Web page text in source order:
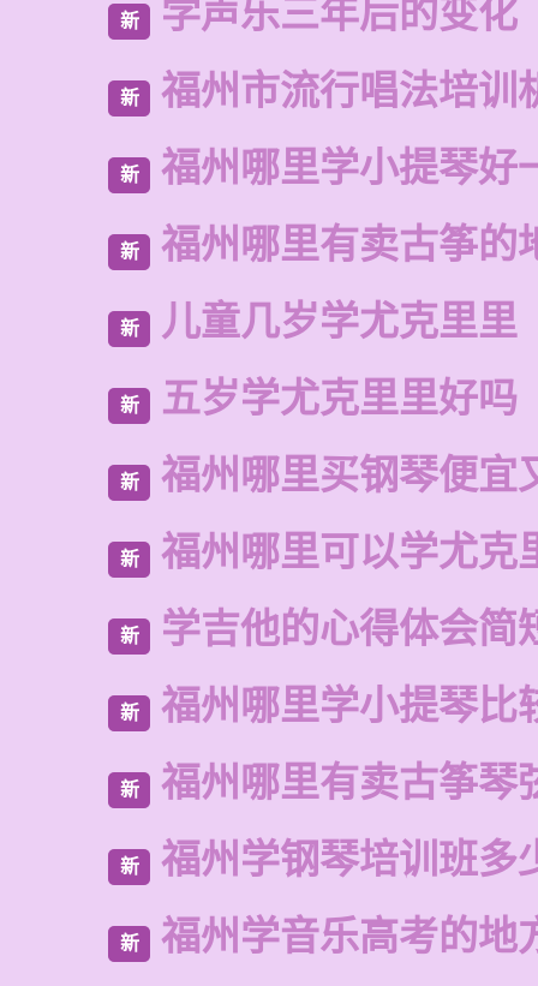
新 学声乐三年后的变化
新 福州市流行唱法培训
新 福州哪里学小提琴好
新 福州哪里有卖古筝的
新 儿童几岁学尤克里里
新 五岁学尤克里里好吗
新 福州哪里买钢琴便宜
新 福州哪里可以学尤克
新 学吉他的心得体会简
新 福州哪里学小提琴比
新 福州哪里有卖古筝琴
新 福州学钢琴培训班多
新 福州学音乐高考的地